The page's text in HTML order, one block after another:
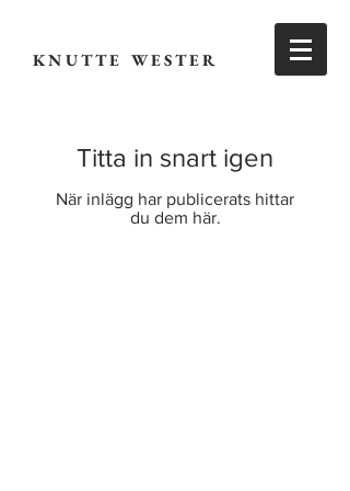
KNUTTE WESTER
Titta in snart igen
När inlägg har publicerats hittar
du dem här.